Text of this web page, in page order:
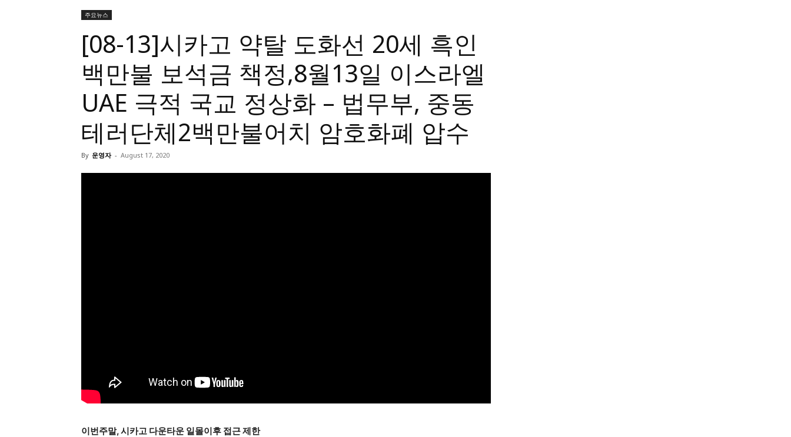
주요뉴스
[08-13]시카고 약탈 도화선 20세 흑인
백만불 보석금 책정,8월13일 이스라엘
UAE 극적 국교 정상화 – 법무부, 중동
테러단체2백만불어치 암호화폐 압수
By 운영자 - August 17, 2020
이번주말, 시카고 다운타운 일몰이후 접근 제한